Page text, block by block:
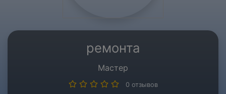
ремонта
Мастер
0 отзывов